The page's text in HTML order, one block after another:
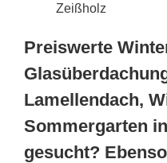
Zeißholz
Preiswerte
Lamellendach,
Sommergarten
gesucht?